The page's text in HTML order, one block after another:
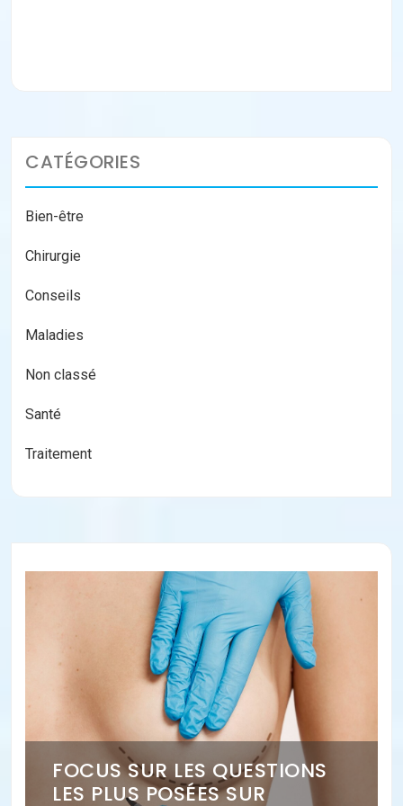
CATÉGORIES
Bien-être
Chirurgie
Conseils
Maladies
Non classé
Santé
Traitement
FOCUS SUR LES QUESTIONS
LES PLUS POSÉES SUR